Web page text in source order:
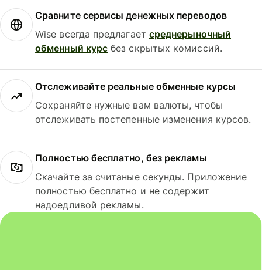
Сравните сервисы денежных переводов
Wise всегда предлагает среднерыночный
обменный курс без скрытых комиссий.
Отслеживайте реальные обменные курсы
Сохраняйте нужные вам валюты, чтобы
отслеживать постепенные изменения курсов.
Полностью бесплатно, без рекламы
Скачайте за считаные секунды. Приложение
полностью бесплатно и не содержит
надоедливой рекламы.